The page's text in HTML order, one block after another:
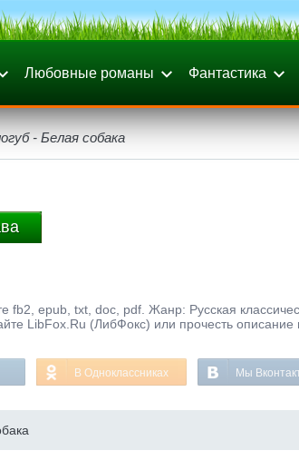
Любовные романы Фантастика
- Белая собака
fb2, epub, txt, doc, pdf. Жанр: Русская
LibFox.Ru (ЛибФокс) или прочесть описание
В Одноклассниках Мы